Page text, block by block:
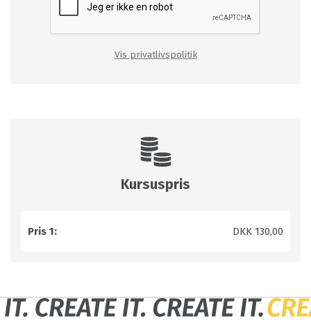
Vis privatlivspolitik
Kursuspris
Pris 1: DKK 130,00